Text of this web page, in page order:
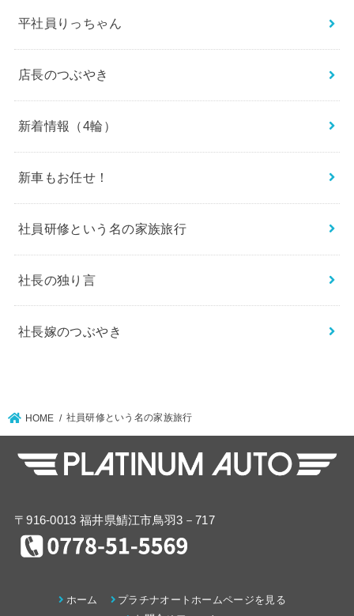
平社員りっちゃん
店長のつぶやき
新着情報（4輪）
新車もお任せ！
社員研修という名の家族旅行
社長の独り言
社長嫁のつぶやき
HOME 社員研修という名の家族旅行
〒916-0013 福井県鯖江市鳥羽3－717
ホーム
プラチナオートホームページを見る